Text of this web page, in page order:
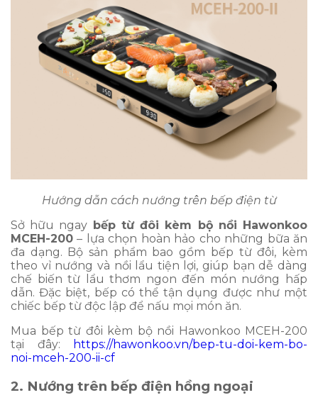
Hướng dẫn cách nướng trên bếp điện từ
Sở hữu ngay bếp từ đôi kèm bộ nồi Hawonkoo
MCEH-200 – lựa chọn hoàn hảo cho những bữa ăn
đa dạng. Bộ sản phẩm bao gồm bếp từ đôi, kèm
theo vỉ nướng và nồi lẩu tiện lợi, giúp bạn dễ dàng
chế biến từ lẩu thơm ngon đến món nướng hấp
dẫn. Đặc biệt, bếp có thể tận dụng được như một
chiếc bếp từ độc lập để nấu mọi món ăn.
Mua bếp từ đôi kèm bộ nồi Hawonkoo MCEH-200
tại đây:
https://hawonkoo.vn/bep-tu-doi-kem-bo-
noi-mceh-200-ii-cf
2. Nướng trên bếp điện hồng ngoại